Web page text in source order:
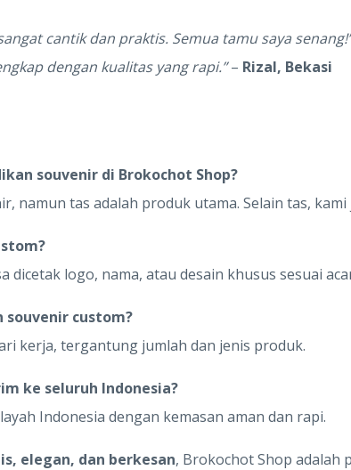
cantik dan praktis. Semua tamu saya
dengan kualitas yang rapi.”– Rizal, Bekasi
souvenir di Brokochot Shop?
namun tas adalah produk utama. Selain tas,
dicetak logo, nama, atau desain khusus sesuai
souvenir custom?
kerja, tergantung jumlah dan jenis produk.
ke seluruh Indonesia?
Indonesia dengan kemasan aman dan rapi.
elegan, dan berkesan, Brokochot Shop adalah